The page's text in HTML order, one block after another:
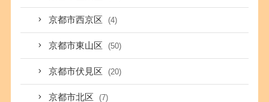
京都市西京区 (4)
京都市東山区 (50)
京都市伏見区 (20)
京都市北区 (7)